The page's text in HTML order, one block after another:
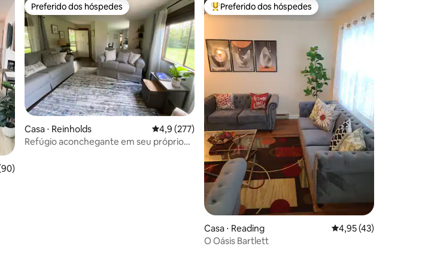
uma avaliação média de 5, 90 avaliações
Preferido dos hóspedes
Preferido dos hóspedes
Casa ⋅ Reinholds 4,9 de uma avaliação média de 5, 277 avaliações
4,9 (277)
Refúgio aconchegante em seu próprio
Entre os melhores preferidos dos hóspedes
Preferido dos hóspedes
Casa ⋅ Reading 4,95 de uma
4,95 (43)
O Oásis Bartlett